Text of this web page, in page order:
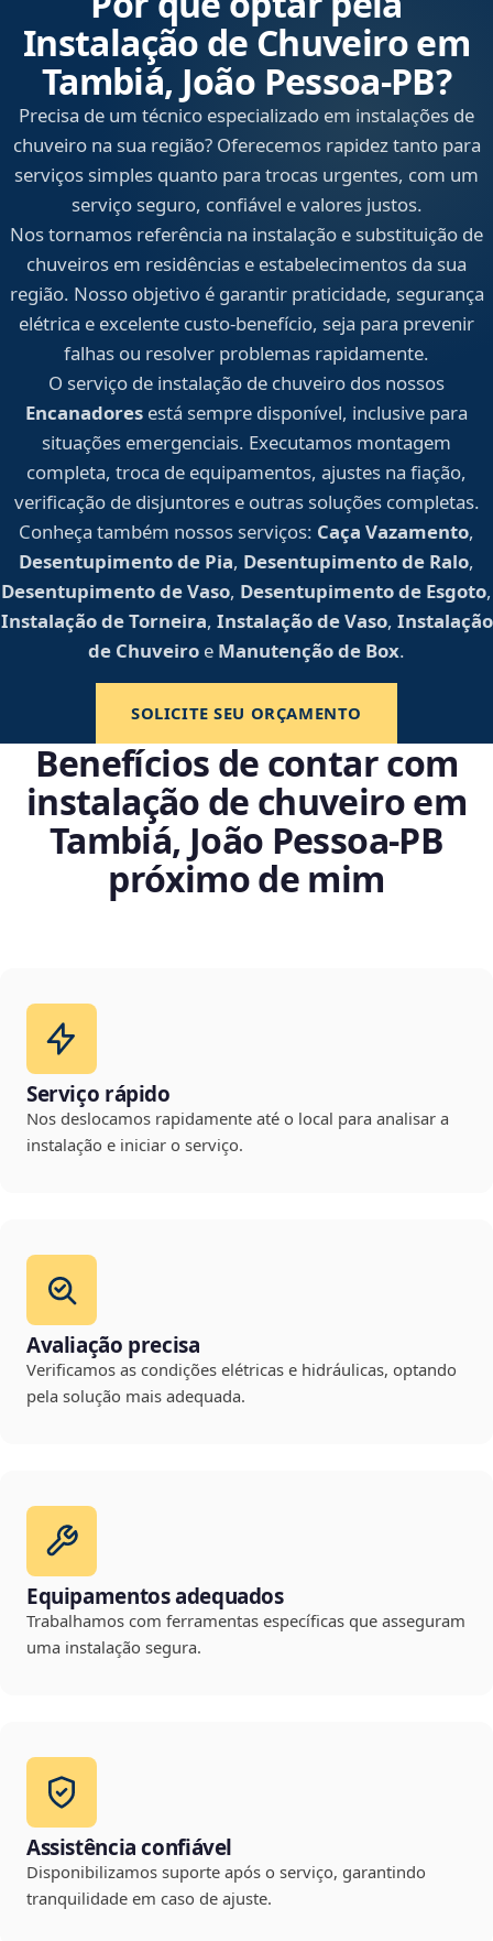
Instalação de Chuveiro em
Tambiá, João Pessoa‑PB?
Precisa de um técnico especializado em instalações de
chuveiro na sua região? Oferecemos rapidez tanto para
serviços simples quanto para trocas urgentes, com um
serviço seguro, confiável e valores justos.
Nos tornamos referência na instalação e substituição de
chuveiros em residências e estabelecimentos da sua
região. Nosso objetivo é garantir praticidade, segurança
elétrica e excelente custo-benefício, seja para prevenir
falhas ou resolver problemas rapidamente.
O serviço de instalação de chuveiro dos nossos
Encanadores está sempre disponível, inclusive para
situações emergenciais. Executamos montagem
completa, troca de equipamentos, ajustes na fiação,
verificação de disjuntores e outras soluções completas.
Conheça também nossos serviços: Caça Vazamento,
Desentupimento de Pia, Desentupimento de Ralo,
Desentupimento de Vaso, Desentupimento de Esgoto,
Instalação de Torneira, Instalação de Vaso, Instalação
de Chuveiro e Manutenção de Box.
SOLICITE SEU ORÇAMENTO
Benefícios de contar com
instalação de chuveiro em
Tambiá, João Pessoa‑PB
próximo de mim
Serviço rápido
Nos deslocamos rapidamente até o local para analisar a
instalação e iniciar o serviço.
Avaliação precisa
Verificamos as condições elétricas e hidráulicas, optando
pela solução mais adequada.
Equipamentos adequados
Trabalhamos com ferramentas específicas que asseguram
uma instalação segura.
Assistência confiável
Disponibilizamos suporte após o serviço, garantindo
tranquilidade em caso de ajuste.